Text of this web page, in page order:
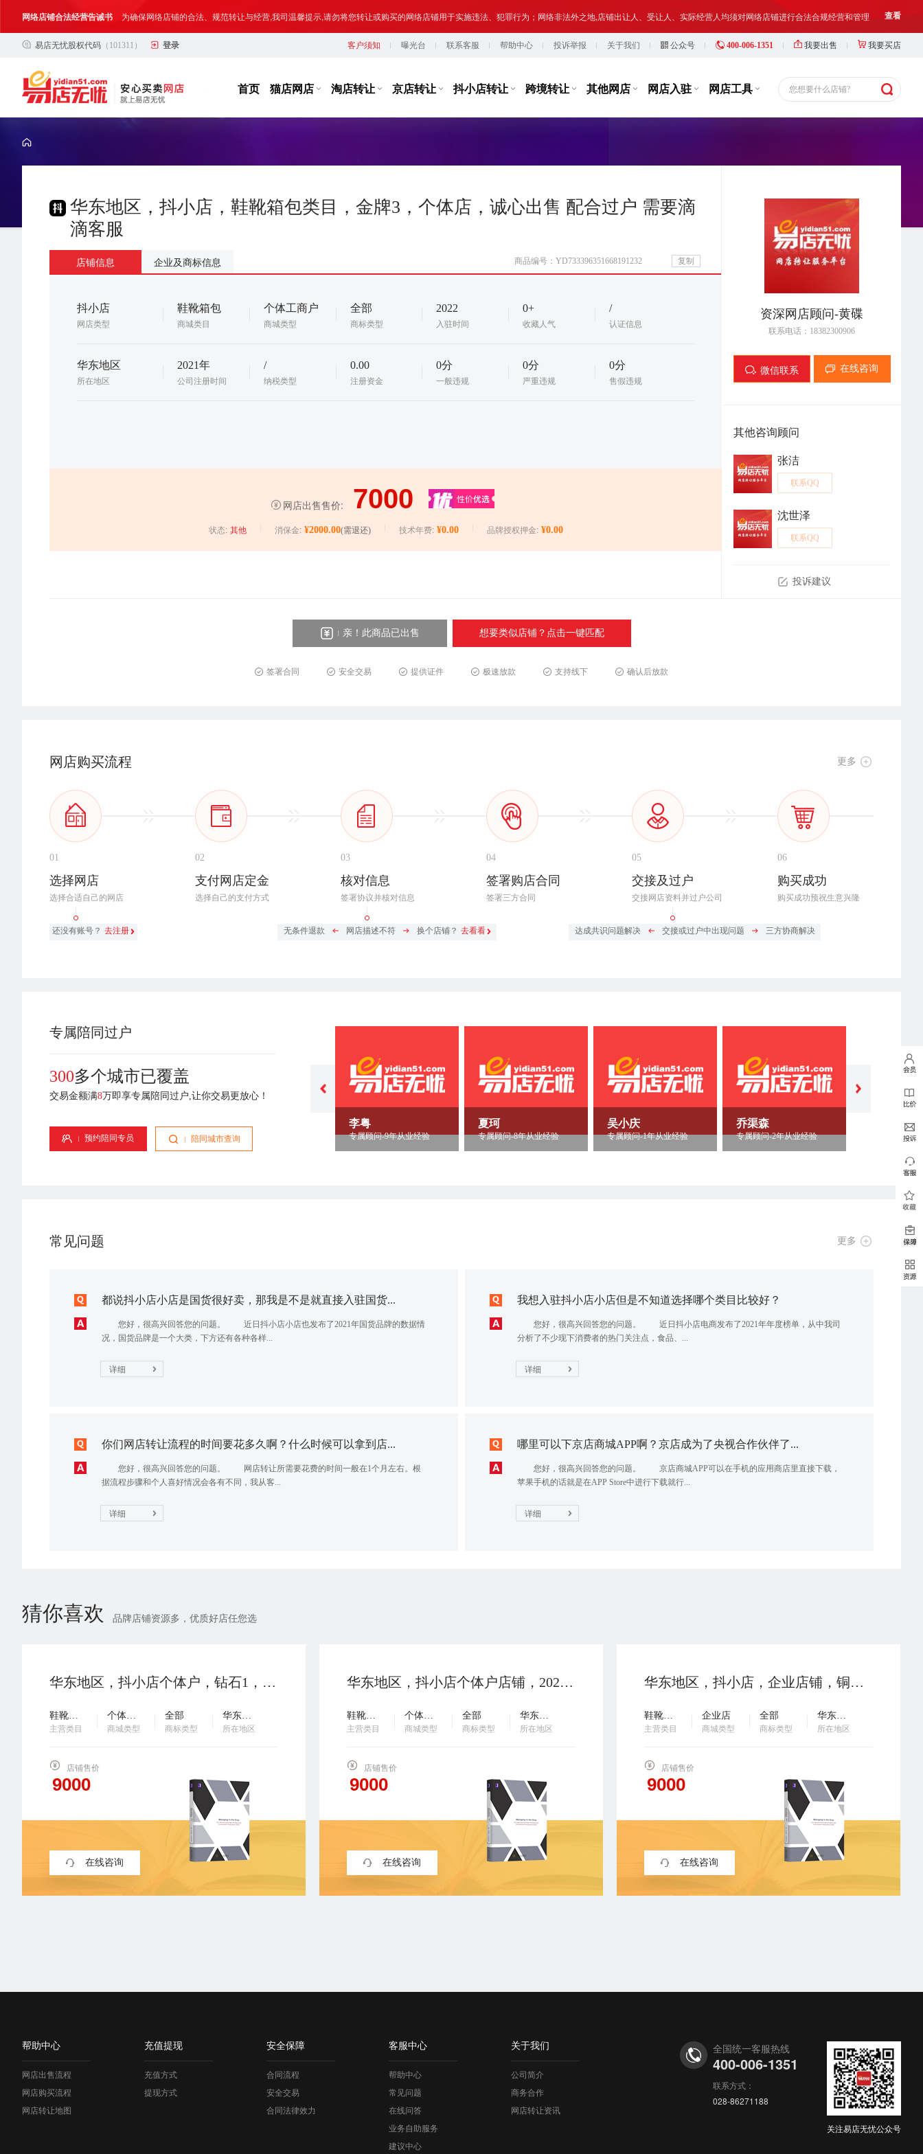
网络店铺合法经营告诫书 为确保网络店铺的合法、规范转让与经营,我司温馨提示,请勿将您转让或购买的网络店铺用于实施违法、犯罪行为；网络非法外之地,店铺出让人、受让人、实际经营人均须对网络店铺进行合法合规经营和管理 查看
合法合规经营告客户书 部分客户在购买抖店网络店铺后，存在试图规避平台监管，从事违规经营活动的行为，如引导线下交易、发布违规内容、进行虚假宣传等，此类行为违反了国家相关法律法规，也损害了抖店平台的市场秩序 查看
网络店铺合法经营告诫书 为确保网络店铺的合法、规范转让与经营,我司温馨提示,请勿将您转让或购买的网络店铺用于实施违法、犯罪行为；网络非法外之地,店铺出让人、受让人、实际经营人均须对网络店铺进行合法合规经营和管理 查看
易店无忧股权代码 （101311） 登录 客户须知 曝光台 联系客服 帮助中心 投诉举报 关于我们 公众号 400-006-1351 我要出售 我要买店
首页 猫店网店 淘店转让 京店转让 抖小店转让 跨境转让 其他网店 网店入驻 网店工具 您想要什么店铺?
华东地区，抖小店，鞋靴箱包类目，金牌3，个体店，诚心出售 配合过户 需要滴
滴客服
店铺信息 企业及商标信息 商品编号：YD733396351668191232 复制
抖小店
网店类型
鞋靴箱包
商城类目
个体工商户
商城类型
全部
商标类型
2022
入驻时间
0+
收藏人气
/
认证信息
华东地区
所在地区
2021年
公司注册时间
/
纳税类型
0.00
注册资金
0分
一般违规
0分
严重违规
0分
售假违规
网店出售售价:
状态: 其他 消保金: ¥2000.00(需退还) 技术年费: ¥0.00 品牌授权押金: ¥0.00
资深网店顾问-黄碟
联系电话：18382300906
微信联系 在线咨询
其他咨询顾问
张洁
联系QQ
沈世泽
联系QQ
投诉建议
亲！此商品已出售 想要类似店铺？点击一键匹配
签署合同 安全交易 提供证件 极速放款 支持线下 确认后放款
网店购买流程 更多
01
选择网店
选择合适自己的网店
还没有账号？ 去注册
02
支付网店定金
选择自己的支付方式
03
核对信息
签署协议并核对信息
无条件退款 网店描述不符 换个店铺？ 去看看
04
签署购店合同
签署三方合同
05
交接及过户
交接网店资料并过户公司
达成共识问题解决 交接或过户中出现问题 三方协商解决
06
购买成功
购买成功预祝生意兴隆
专属陪同过户
300多个城市已覆盖
交易金额满8万即享专属陪同过户,让你交易更放心！
预约陪同专员 陪同城市查询
专属顾问-6年从业经验 专属顾问-8年从业经验
李粤
专属顾问-9年从业经验
夏珂
专属顾问-8年从业经验
吴小庆
专属顾问-1年从业经验
乔渠森
专属顾问-2年从业经验 专属顾问-8年
常见问题 更多
都说抖小店小店是国货很好卖，那我是不是就直接入驻国货...
您好，很高兴回答您的问题。 近日抖小店小店也发布了2021年国货品牌的数据情
况，国货品牌是一个大类，下方还有各种各样...
详细
我想入驻抖小店小店但是不知道选择哪个类目比较好？
您好，很高兴回答您的问题。 近日抖小店电商发布了2021年年度榜单，从中我司
分析了不少现下消费者的热门关注点，食品、...
详细
你们网店转让流程的时间要花多久啊？什么时候可以拿到店...
您好，很高兴回答您的问题。 网店转让所需要花费的时间一般在1个月左右。根
据流程步骤和个人喜好情况会各有不同，我从客...
详细
哪里可以下京店商城APP啊？京店成为了央视合作伙伴了...
您好，很高兴回答您的问题。 京店商城APP可以在手机的应用商店里直接下载，
苹果手机的话就是在APP Store中进行下载就行...
详细
猜你喜欢 品牌店铺资源多，优质好店任您选
华东地区，抖小店个体户，钻石1，鞋靴箱包，21年入驻，主体变更，诚心出售，有意滴滴…
鞋靴箱包
主营类目
个体工商户
商城类型
全部
商标类型
华东地区
所在地区
店铺售价
在线咨询
华东地区，抖小店个体户店铺，2023年入驻，鞋类，无扣分贷款，诚意出售，欢迎咨询…
鞋靴箱包
主营类目
个体工商户
商城类型
全部
商标类型
华东地区
所在地区
店铺售价
在线咨询
华东地区，抖小店，企业店铺，铜牌2，鞋靴箱包，2025年入驻，诚心出售 欢迎滴滴客服…
鞋靴箱包
主营类目
企业店
商城类型
全部
商标类型
华东地区
所在地区
店铺售价
在线咨询
帮助中心
网店出售流程
网店购买流程
网店转让地图
充值提现
充值方式
提现方式
安全保障
合同流程
安全交易
合同法律效力
客服中心
帮助中心
常见问题
在线问答
业务自助服务
建议中心
关于我们
公司简介
商务合作
网店转让资讯
全国统一客服热线
400-006-1351
联系方式：
028-86271188
关注易店无忧公众号